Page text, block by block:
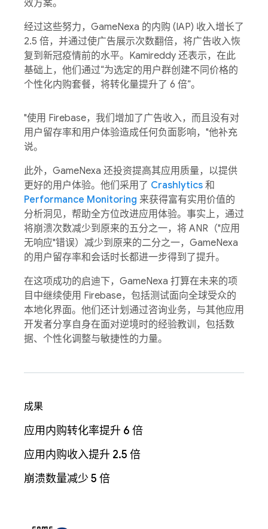
效方案。
经过这些努力，GameNexa 的内购 (IAP) 收入增长了
2.5 倍，并通过使广告展示次数翻倍，将广告收入恢
复到新冠疫情前的水平。Kamireddy 还表示，在此
基础上，他们通过“为选定的用户群创建不同价格的
个性化内购套餐，将转化量提升了 6 倍”。
"使用 Firebase，我们增加了广告收入，而且没有对
用户留存率和用户体验造成任何负面影响，"他补充
说。
此外，GameNexa 还投资提高其应用质量，以提供
更好的用户体验。他们采用了 Crashlytics 和
Performance Monitoring 来获得富有实用价值的
分析洞见，帮助全方位改进应用体验。事实上，通过
将崩溃次数减少到原来的五分之一，将 ANR（"应用
无响应"错误）减少到原来的二分之一，GameNexa
的用户留存率和会话时长都进一步得到了提升。
在这项成功的启迪下，GameNexa 打算在未来的项
目中继续使用 Firebase，包括测试面向全球受众的
本地化界面。他们还计划通过咨询业务，与其他应用
开发者分享自身在面对逆境时的经验教训，包括数
据、个性化调整与敏捷性的力量。
成果
应用内购转化率提升 6 倍
应用内购收入提升 2.5 倍
崩溃数量减少 5 倍